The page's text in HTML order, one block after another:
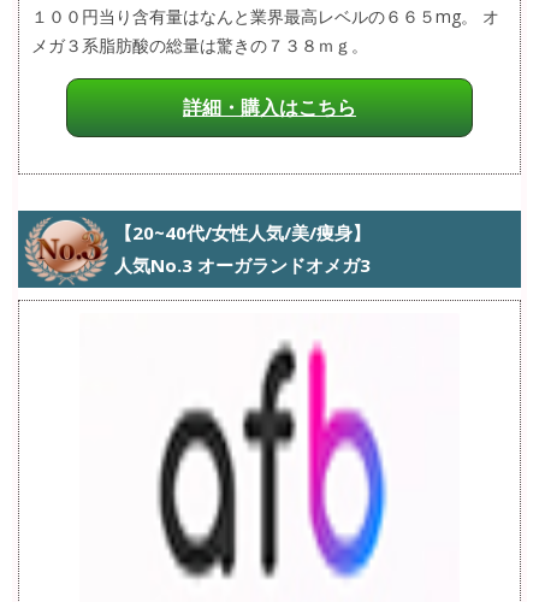
１００円当り含有量はなんと業界最高レベルの６６５mg。 オ
メガ３系脂肪酸の総量は驚きの７３８ｍｇ。
詳細・購入はこちら
【20~40代/女性人気/美/痩身】
人気No.3 オーガランドオメガ3